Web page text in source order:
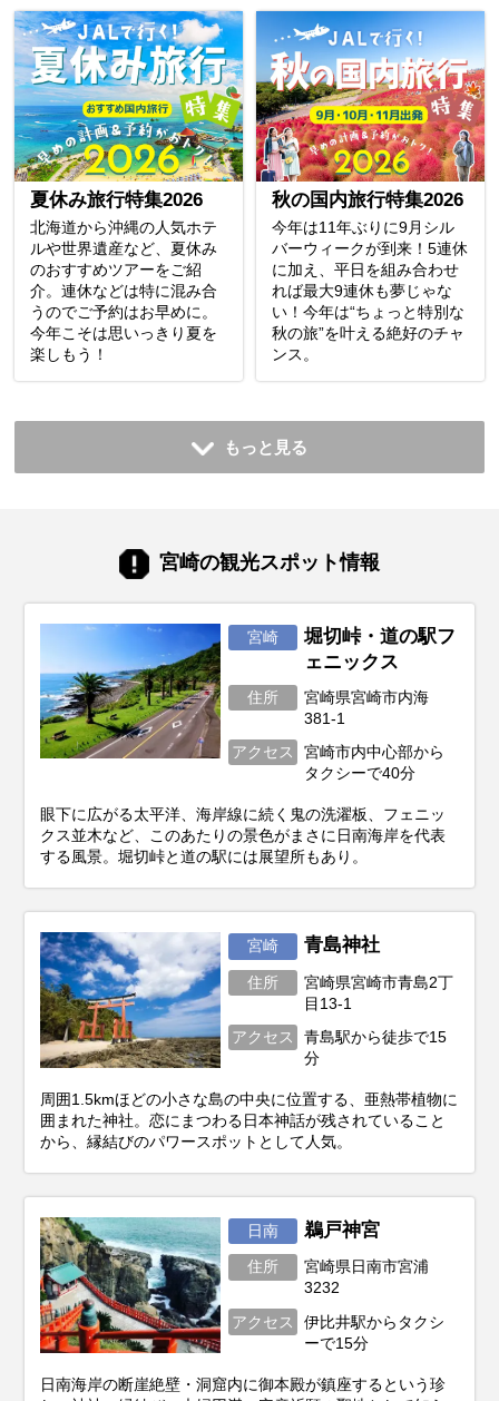
夏休み旅行特集2026
北海道から沖縄の人気ホテ
ルや世界遺産など、夏休み
のおすすめツアーをご紹
介。連休などは特に混み合
うのでご予約はお早めに。
今年こそは思いっきり夏を
楽しもう！
秋の国内旅行特集2026
今年は11年ぶりに9月シル
バーウィークが到来！5連休
に加え、平日を組み合わせ
れば最大9連休も夢じゃな
い！今年は“ちょっと特別な
秋の旅”を叶える絶好のチャ
ンス。
もっと見る
宮崎の観光スポット情報
宮崎
堀切峠・道の駅フ
ェニックス
住所
宮崎県宮崎市内海
381-1
アクセス
宮崎市内中心部から
タクシーで40分
眼下に広がる太平洋、海岸線に続く鬼の洗濯板、フェニッ
クス並木など、このあたりの景色がまさに日南海岸を代表
する風景。堀切峠と道の駅には展望所もあり。
宮崎 青島神社
住所
宮崎県宮崎市青島2丁
目13-1
アクセス
青島駅から徒歩で15
分
周囲1.5kmほどの小さな島の中央に位置する、亜熱帯植物に
囲まれた神社。恋にまつわる日本神話が残されていること
から、縁結びのパワースポットとして人気。
日南 鵜戸神宮
住所
宮崎県日南市宮浦
3232
アクセス
伊比井駅からタクシ
ーで15分
日南海岸の断崖絶壁・洞窟内に御本殿が鎮座するという珍